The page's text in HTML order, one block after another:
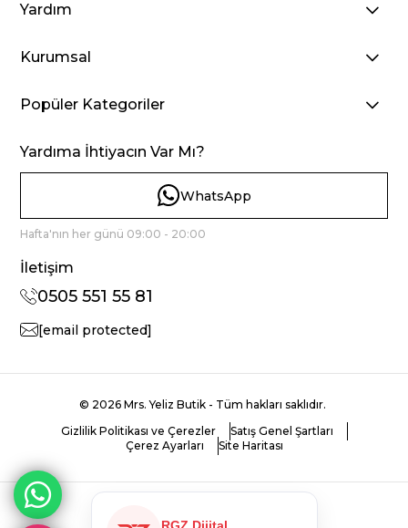
Yardım
Kurumsal
Popüler Kategoriler
Yardıma İhtiyacın Var Mı?
WhatsApp
Hafta'nın her günü 09:00 - 20:00
İletişim
0505 551 55 81
[email protected]
© 2026 Mrs. Yeliz Butik - Tüm hakları saklıdır.
Gizlilik Politikası ve Çerezler
Satış Genel Şartları
Çerez Ayarları
Site Haritası